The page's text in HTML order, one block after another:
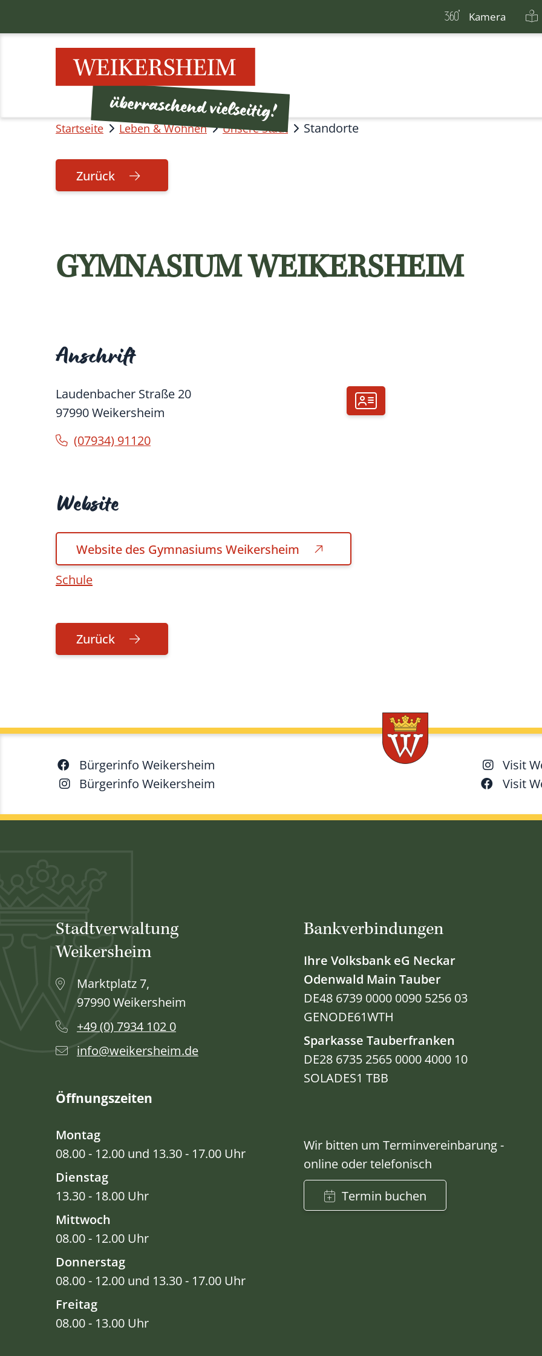
Kamera
Startseite Leben & Wohnen Unsere Stadt Standorte
Zurück
GYMNASIUM WEIKERSHEIM
Anschrift
Laudenbacher Straße 20
97990Weikersheim
(07934) 91120
Website
Website des Gymnasiums Weikersheim
Schule
Zurück
Bürgerinfo Weikersheim
Bürgerinfo Weikersheim
Visit
Visit
Stadtverwaltung
Weikersheim
Marktplatz 7,
97990 Weikersheim
+49 (0) 7934 102 0
info@weikersheim.de
Öffnungszeiten
Montag
08.00 - 12.00 und 13.30 - 17.00 Uhr
Dienstag
13.30 - 18.00 Uhr
Mittwoch
08.00 - 12.00 Uhr
Donnerstag
08.00 - 12.00 und 13.30 - 17.00 Uhr
Freitag
08.00 - 13.00 Uhr
Bankverbindungen
Ihre Volksbank eG Neckar
Odenwald Main Tauber
DE48 6739 0000 0090 5256 03
GENODE61WTH
Sparkasse Tauberfranken
DE28 6735 2565 0000 4000 10
SOLADES1 TBB
Wir bitten um Terminvereinbarung -
online oder telefonisch
Termin buchen